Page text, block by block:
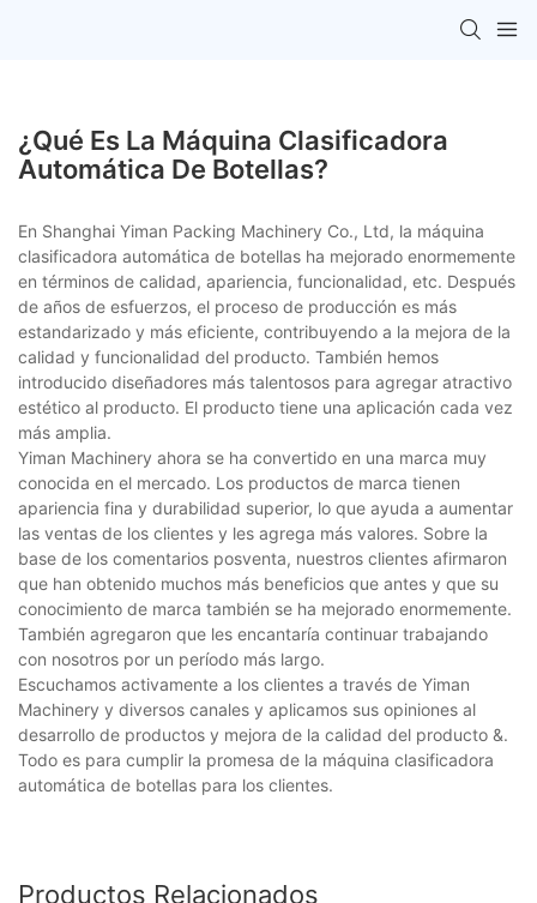
¿Qué Es La Máquina Clasificadora
Automática De Botellas?
En Shanghai Yiman Packing Machinery Co., Ltd, la máquina
clasificadora automática de botellas ha mejorado enormemente
en términos de calidad, apariencia, funcionalidad, etc. Después
de años de esfuerzos, el proceso de producción es más
estandarizado y más eficiente, contribuyendo a la mejora de la
calidad y funcionalidad del producto. También hemos
introducido diseñadores más talentosos para agregar atractivo
estético al producto. El producto tiene una aplicación cada vez
más amplia.
Yiman Machinery ahora se ha convertido en una marca muy
conocida en el mercado. Los productos de marca tienen
apariencia fina y durabilidad superior, lo que ayuda a aumentar
las ventas de los clientes y les agrega más valores. Sobre la
base de los comentarios posventa, nuestros clientes afirmaron
que han obtenido muchos más beneficios que antes y que su
conocimiento de marca también se ha mejorado enormemente.
También agregaron que les encantaría continuar trabajando
con nosotros por un período más largo.
Escuchamos activamente a los clientes a través de Yiman
Machinery y diversos canales y aplicamos sus opiniones al
desarrollo de productos y mejora de la calidad del producto &.
Todo es para cumplir la promesa de la máquina clasificadora
automática de botellas para los clientes.
Productos Relacionados